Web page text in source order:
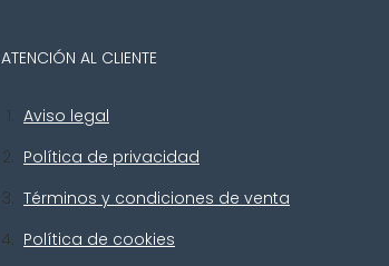
ATENCIÓN AL CLIENTE
Aviso legal
Política de privacidad
Términos y condiciones de venta
Política de cookies